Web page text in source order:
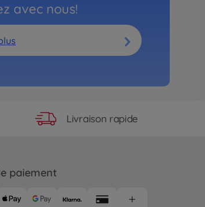
avec nous!
Livraison rapide
paiement